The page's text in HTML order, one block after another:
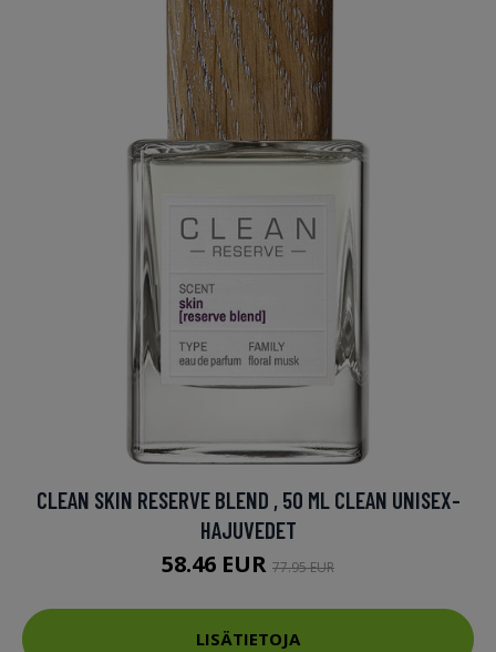
CLEAN SKIN RESERVE BLEND , 50 ML CLEAN UNISEX-
HAJUVEDET
58.46 EUR 77.95 EUR
LISÄTIETOJA